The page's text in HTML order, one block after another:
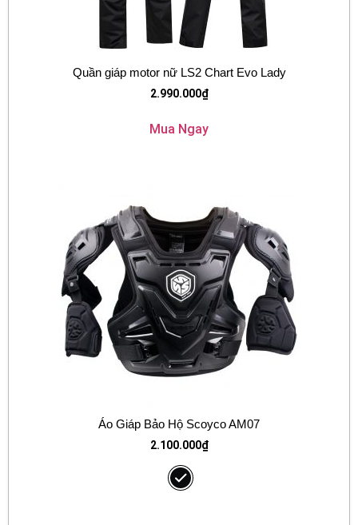
Quần giáp motor nữ LS2 Chart Evo Lady
2.990.000₫
Mua Ngay
Áo Giáp Bảo Hộ Scoyco AM07
2.100.000₫